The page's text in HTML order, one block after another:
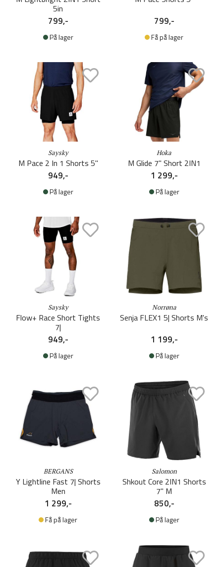
5in
799,-
På lager
799,-
Få på lager
Saysky
M Pace 2 In 1 Shorts 5''
949,-
På lager
Hoka
M Glide 7'' Short 2IN1
1 299,-
På lager
Saysky
Flow+ Race Short Tights
7|
949,-
På lager
Norrøna
Senja FLEX1 5| Shorts M's
1 199,-
På lager
BERGANS
Y Lightline Fast 7| Shorts
Men
1 299,-
Få på lager
Salomon
Shkout Core 2IN1 Shorts
7'' M
850,-
På lager